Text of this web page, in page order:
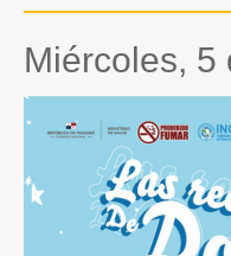
miércoles,